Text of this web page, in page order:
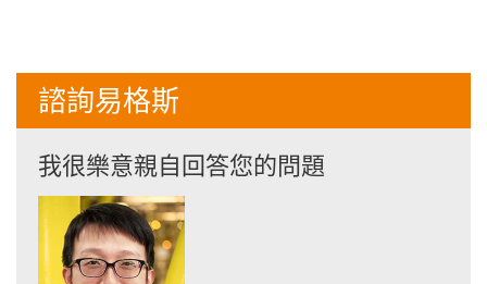
諮詢易格斯
我很樂意親自回答您的問題